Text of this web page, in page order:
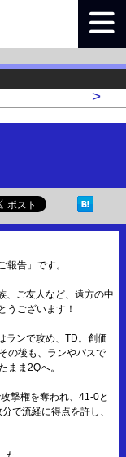
>
告」です。
、ご友人など、遠方の中
うございます！
ランで攻め、TD。創価
の後も、ランやパスで
まま2Qへ。
撃権を奪われ、41-0と
で流経に得点を許し、